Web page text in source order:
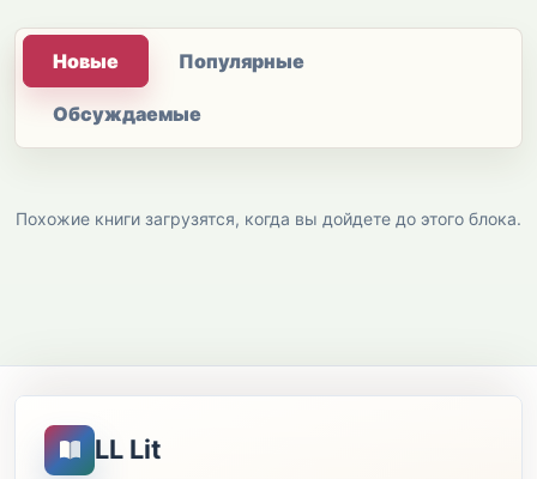
Новые Популярные
Обсуждаемые
Похожие книги загрузятся, когда вы дойдете до этого блока.
LL Lit